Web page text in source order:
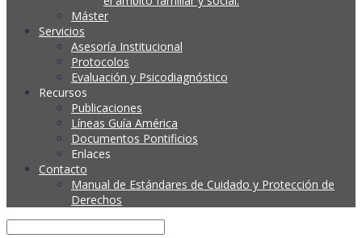
Máster
Servicios
Asesoría Institucional
Protocolos
Evaluación y Psicodiagnóstico
Recursos
Publicaciones
Líneas Guía América
Documentos Pontificios
Enlaces
Contacto
Manual de Estándares de Cuidado y Protección de
Derechos